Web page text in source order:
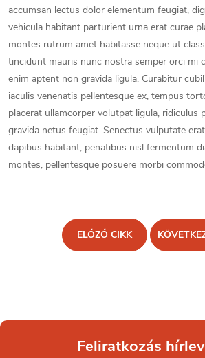
accumsan lectus dolor elementum feugiat,
vehicula habitant parturient urna erat curae
montes rutrum amet habitasse neque ut
tincidunt mauris nunc nostra semper orci mi
enim aptent non gravida ligula. Curabitur
iaculis venenatis pellentesque ex, tempus
placerat ullamcorper volutpat ligula, ridiculus
gravida netus feugiat. Senectus vulputate
dapibus habitant, penatibus nisl fermentum
montes, pellentesque posuere morbi
ELŐZŐ CIKK
Feliratkozás